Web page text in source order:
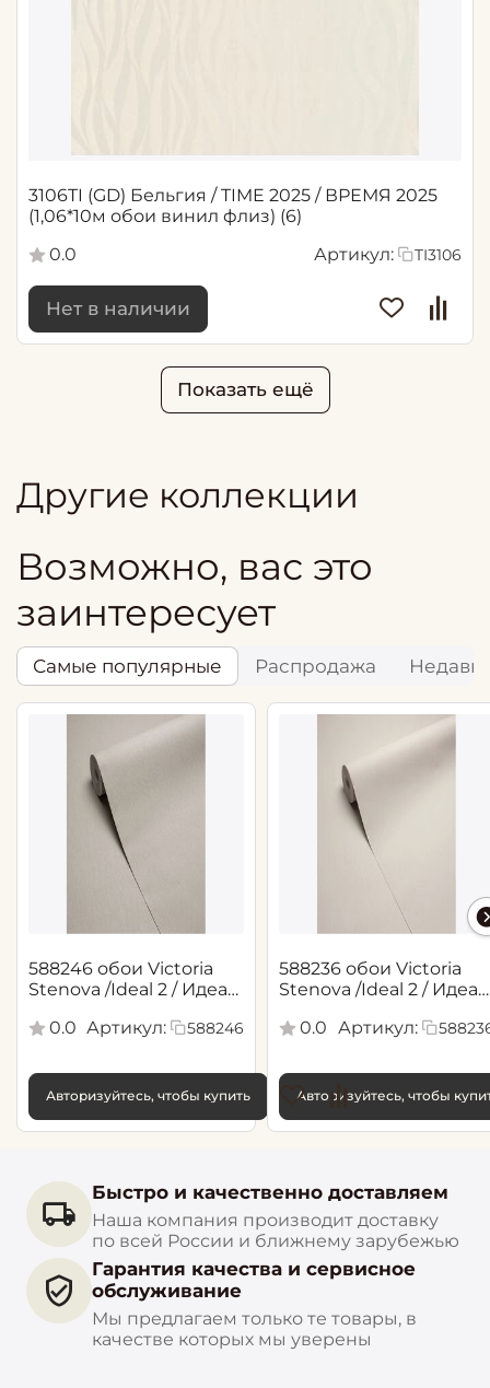
3106TI (GD) Бельгия / TIME 2025 / ВРЕМЯ 2025
(1,06*10м обои винил флиз) (6)
0.0
Артикул: TI3106
Нет в наличии
Показать ещё
Другие коллекции
Возможно, вас это
заинтересует
Самые популярные Распродажа
588246 обои Victoria
Stenova /Ideal 2 / Идеал
0.0 Артикул: 588246
Авторизуйтесь, чтобы купить
588236 обои Victoria
Stenova /Ideal 2 / Идеал
0.0
Артикул:
Авторизуйтесь, чтобы
Быстро и качественно доставляем
Наша компания производит доставку
по всей России и ближнему зарубежью
Гарантия качества и сервисное
обслуживание
Мы предлагаем только те товары, в
качестве которых мы уверены